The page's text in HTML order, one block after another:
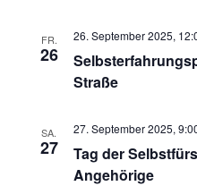
FR.
26
Straße
26. September 2025,
SA.
27
Tag der
Angehörige
27. September 2025,